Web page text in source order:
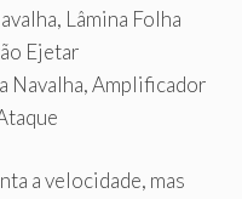
Lâmina Folha
Ejetar
Navalha, Amplificador
a velocidade, mas